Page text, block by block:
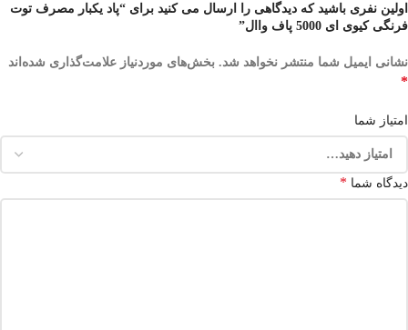
اولین نفری باشید که دیدگاهی را ارسال می کنید برای “پاد یکبار مصرف توت
فرنگی کیوی ای 5000 پاف واال”
نشانی ایمیل شما منتشر نخواهد شد. بخش‌های موردنیاز علامت‌گذاری شده‌اند
*
امتیاز شما
دیدگاه شما *